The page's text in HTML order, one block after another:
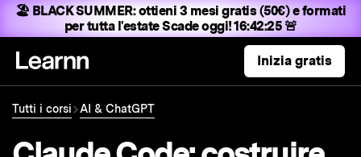
🏖️ BLACK SUMMER:ottieni 3 mesi gratis (50€) e formati
per tutta l'estateScade oggi! 16:42:24 🚨
Inizia gratis
Tutti i corsi AI & ChatGPT